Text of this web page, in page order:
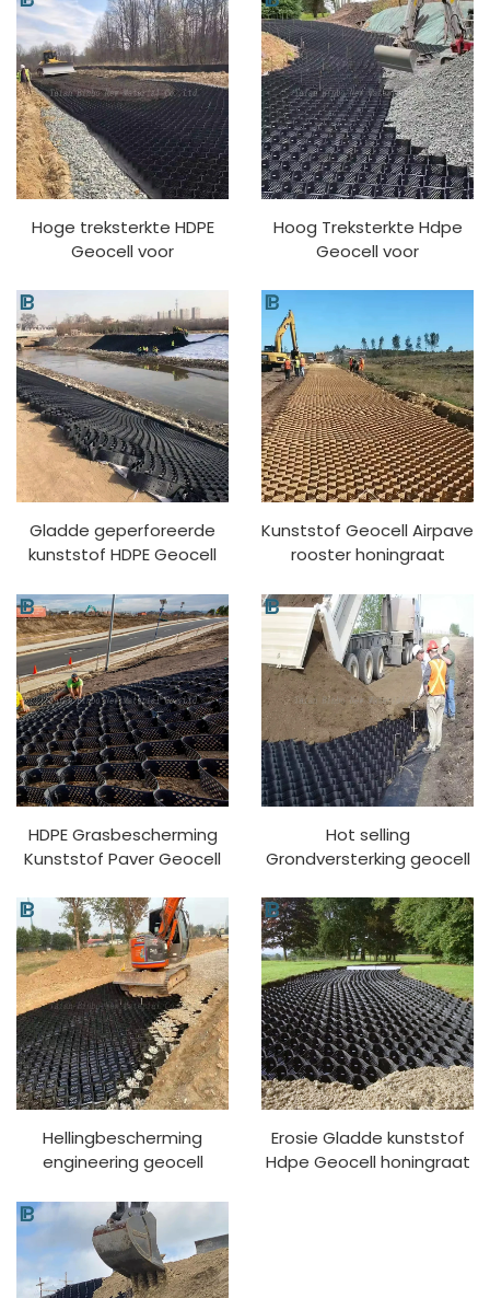
hellingstabilisatie PP
Hoge treksterkte HDPE
Geocell voor
muurversterking oprit
plastic geocell
grindwegwegbouw
Hoog Treksterkte Hdpe
Geocell voor
in Wegbouw Oprit Plastic
Geocell Grind Wegen
Geocell
Gladde geperforeerde
kunststof HDPE Geocell
wegen/heuvels/hellingen
Kunststof Geocell Airpave
rooster honingraat
Erosie Controle Geocell
HDPE Grasbescherming
Kunststof Paver Geocell
Geperforeerde HDPE
Geocellen
Hot selling
Grondversterking geocell
Grindstabilisator HDPE
Geocell
Hellingbescherming
engineering geocell
vergroening wegbed
stabiele honingraat hdpe
geocell
Erosie Gladde kunststof
Hdpe Geocell honingraat